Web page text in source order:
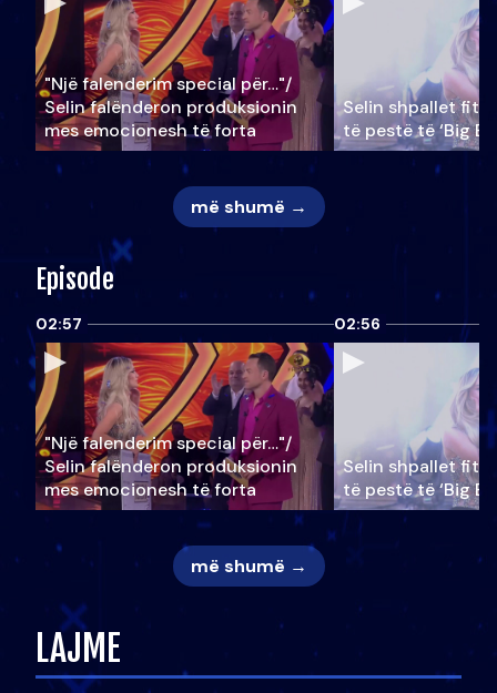
"Një falenderim special për…"/
Selin falënderon produksionin
mes emocionesh të forta
Selin shpallet
të pestë të ‘Big
më shumë →
Episode
02:57
"Një falenderim special për…"/
Selin falënderon produksionin
mes emocionesh të forta
02:56
Selin shpallet
të pestë të ‘Big
më shumë →
LAJME